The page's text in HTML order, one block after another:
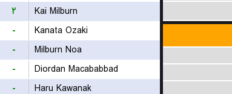
Kai Milburn
۲
Kanata Ozaki
-
Milburn Noa
-
Diordan Macababbad
-
Haru Kawanak
-